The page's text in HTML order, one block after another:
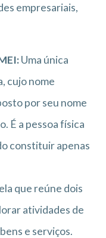
empresariais,
Uma única
cujo nome
por seu nome
É a pessoa física
constituir apenas
que reúne dois
atividades de
e serviços.